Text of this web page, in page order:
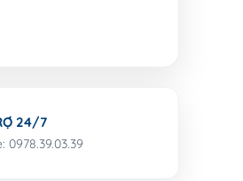
24/7
0978.39.03.39